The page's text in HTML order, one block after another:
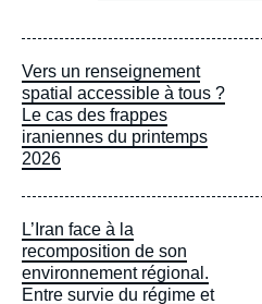
Vers un renseignement
spatial accessible à tous ?
Le cas des frappes
iraniennes du printemps
2026
L’Iran face à la
recomposition de son
environnement régional.
Entre survie du régime et